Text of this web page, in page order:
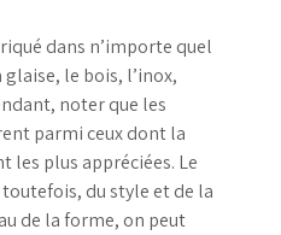
dans n’importe quel
le bois, l’inox,
noter que les
parmi ceux dont la
les plus appréciées. Le
du style et de la
de la forme, on peut